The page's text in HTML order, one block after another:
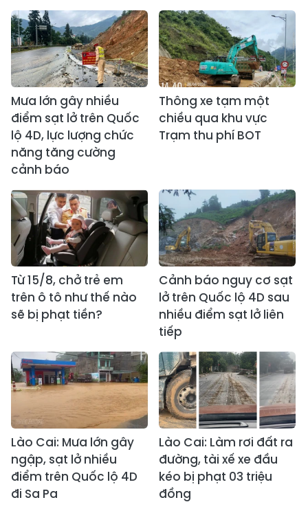
Mưa lớn gây nhiều
điểm sạt lở trên Quốc
lộ 4D, lực lượng chức
năng tăng cường
cảnh báo
Thông xe tạm một
chiều qua khu vực
Trạm thu phí BOT
Từ 15/8, chở trẻ em
trên ô tô như thế nào
sẽ bị phạt tiền?
Cảnh báo nguy cơ sạt
lở trên Quốc lộ 4D sau
nhiều điểm sạt lở liên
tiếp
Lào Cai: Mưa lớn gây
ngập, sạt lở nhiều
điểm trên Quốc lộ 4D
đi Sa Pa
Lào Cai: Làm rơi đất ra
đường, tài xế xe đầu
kéo bị phạt 03 triệu
đồng